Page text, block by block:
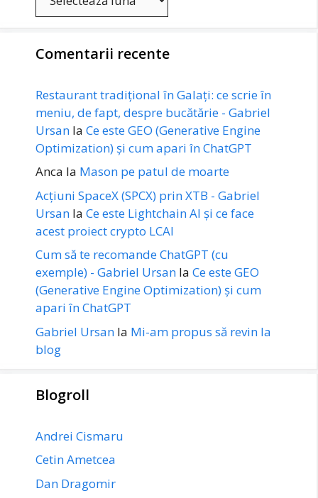
Comentarii recente
Restaurant tradițional în Galați: ce scrie în
meniu, de fapt, despre bucătărie - Gabriel
Ursan la Ce este GEO (Generative Engine
Optimization) și cum apari în ChatGPT
Anca la Mason pe patul de moarte
Acțiuni SpaceX (SPCX) prin XTB - Gabriel
Ursan la Ce este Lightchain AI și ce face
acest proiect crypto LCAI
Cum să te recomande ChatGPT (cu
exemple) - Gabriel Ursan la Ce este GEO
(Generative Engine Optimization) și cum
apari în ChatGPT
Gabriel Ursan la Mi-am propus să revin la
blog
Blogroll
Andrei Cismaru
Cetin Ametcea
Dan Dragomir